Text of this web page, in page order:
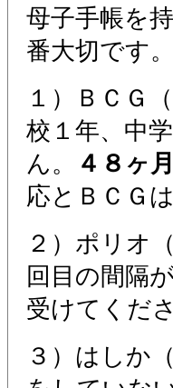
母子手帳を
番大切です。
１）ＢＣＧ
校１年、中
ん。
４８ヶ
応とＢＣＧ
２）ポリオ
回目の間隔
受けてくださ
３）はしか